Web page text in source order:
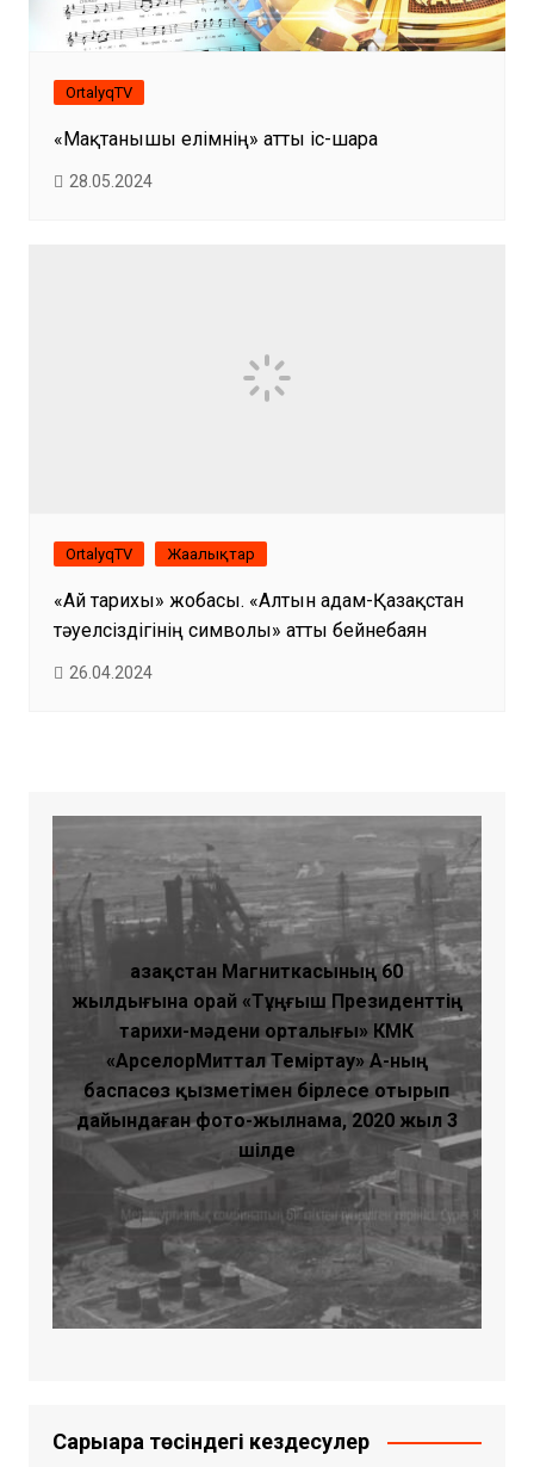
OrtalyqTV
«Мақтанышы елімнің» атты іс-шара
28.05.2024
OrtalyqTV Жаңалықтар
«Ай тарихы» жобасы. «Алтын адам-Қазақстан
тәуелсіздігінің символы» атты бейнебаян
26.04.2024
Қазақстан Магниткасының 60
жылдығына орай «Тұңғыш Президенттің
тарихи-мәдени орталығы» КМҚК
«АрселорМиттал Теміртау» АҚ-ның
баспасөз қызметімен бірлесе отырып
дайындаған фото-жылнама, 2020 жыл 3
шілде
Сарыарқа төсіндегі кездесулер